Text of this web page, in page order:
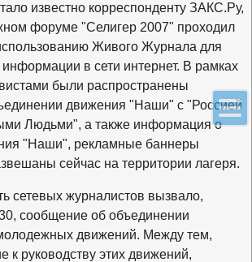
известно корреспонденту ЗАКС.Ру,
форуме "Селигер 2007" проходил
Живого Журнала для
в сети интернет. В рамках
были распространены
движения "Наши" с "Россией
Людьми", а также информация о
"Наши", рекламные баннеры
сейчас на территории лагеря.
сетевых журналистов вызвало,
сообщение об объединении
движений. Между тем,
к руководству этих движений,